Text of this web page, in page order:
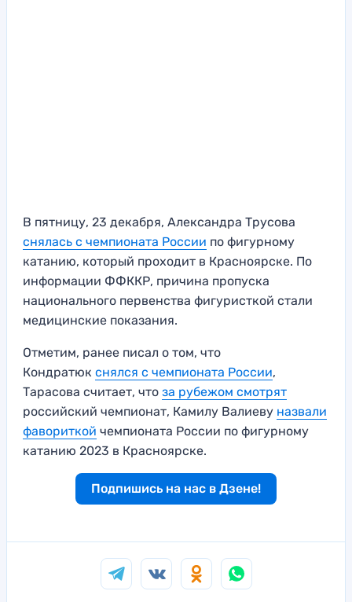
В пятницу, 23 декабря, Александра Трусова
снялась с чемпионата России по фигурному
катанию, который проходит в Красноярске. По
информации ФФККР, причина пропуска
национального первенства фигуристкой стали
медицинские показания.
Отметим, ранее писал о том, что
Кондратюк снялся с чемпионата России,
Тарасова считает, что за рубежом смотрят
российский чемпионат, Камилу Валиеву назвали
фавориткой чемпионата России по фигурному
катанию 2023 в Красноярске.
Подпишись на нас в Дзене!